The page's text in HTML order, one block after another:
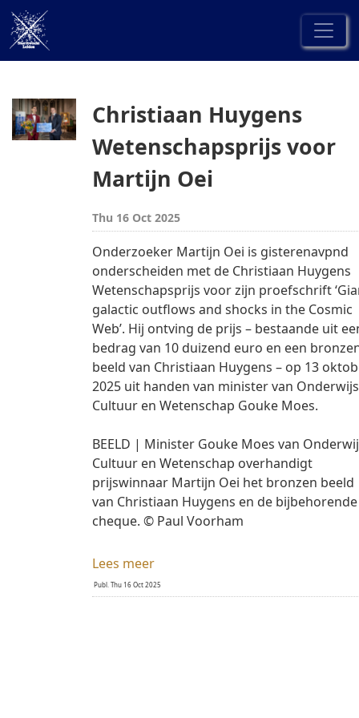
Christiaan Huygens
Wetenschapsprijs voor
Martijn Oei
Thu 16 Oct 2025
Onderzoeker Martijn Oei is gisterenavpnd
onderscheiden met de Christiaan Huygens
Wetenschapsprijs voor zijn proefschrift
galactic outflows and shocks in the Cosmic
Web’. Hij ontving de prijs – bestaande uit
bedrag van 10 duizend euro en een
beeld van Christiaan Huygens – op 13
2025 uit handen van minister van
Cultuur en Wetenschap Gouke Moes.
BEELD | Minister Gouke Moes van
Cultuur en Wetenschap overhandigt
prijswinnaar Martijn Oei het bronzen beeld
van Christiaan Huygens en de bijbehorende
cheque. © Paul Voorham
Lees meer
Publ. Thu 16 Oct 2025